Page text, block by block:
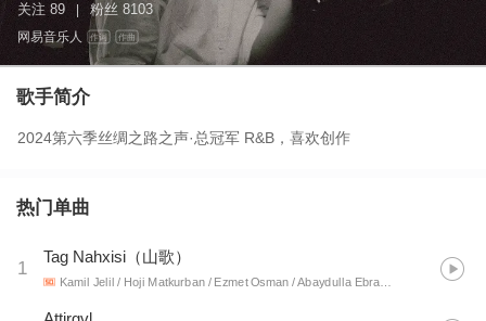
关注 89 粉丝 8103
网易音乐人 作词 作曲
歌手简介
2024第六季丝绸之路之声·总冠军 R&B，喜欢创作
热门单曲
1
Tag Nahxisi（山歌）
Kamil Jelil / Hoji Matkurban / Ezmet Osman / Abaydulla Ebrayim / Bahtiyar-Eli